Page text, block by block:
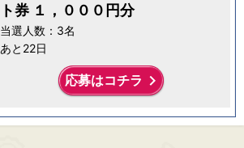
ト券 １，０００円分
当選人数：3名
あと22日
応募はコチラ keyboard_arrow_right